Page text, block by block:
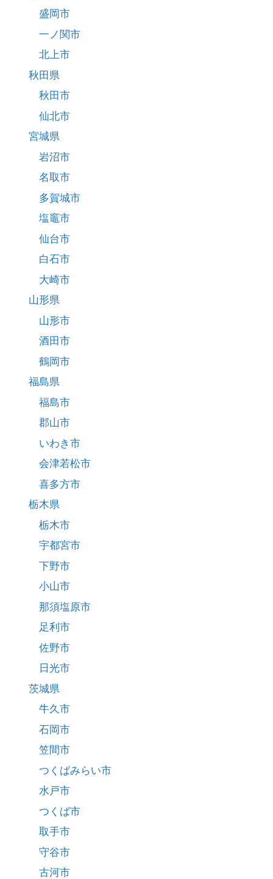
盛岡市
一ノ関市
北上市
秋田県
秋田市
仙北市
宮城県
岩沼市
名取市
多賀城市
塩竈市
仙台市
白石市
大崎市
山形県
山形市
酒田市
鶴岡市
福島県
福島市
郡山市
いわき市
会津若松市
喜多方市
栃木県
栃木市
宇都宮市
下野市
小山市
那須塩原市
足利市
佐野市
日光市
茨城県
牛久市
石岡市
笠間市
つくばみらい市
水戸市
つくば市
取手市
守谷市
古河市